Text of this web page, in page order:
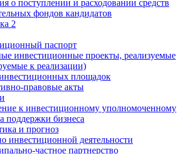
о поступлении и расходовании средств
фондов кандидатов
2
паспорт
инвестиционные проекты, реализуемые
к реализации)
площадок
правовые акты
к инвестиционному уполномоченному
поддержки бизнеса
и прогноз
инвестиционной деятельности
частное партнерство